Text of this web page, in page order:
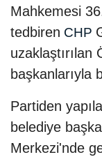
Mahkemesi
tedbiren CHP
başkanlarıyla
Partiden
belediye
Merkezi'nde